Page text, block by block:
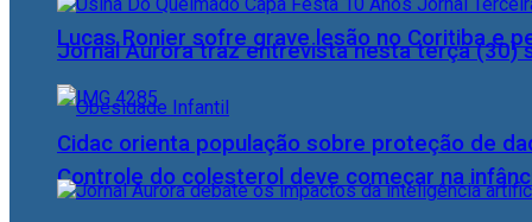
Lucas Ronier sofre grave lesão no Coritiba e
Controle do colesterol deve começar na
Jornal Aurora traz entrevista nesta terça (30)
Cidac orienta população sobre proteção de